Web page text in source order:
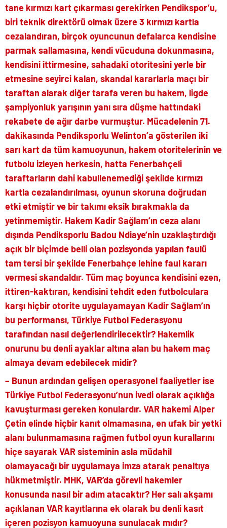
tane kırmızı kart çıkarması gerekirken Pendikspor’u,
biri teknik direktörü olmak üzere 3 kırmızı kartla
cezalandıran, birçok oyuncunun defalarca kendisine
parmak sallamasına, kendi vücuduna dokunmasına,
kendisini ittirmesine, sahadaki otoritesini yerle bir
etmesine seyirci kalan, skandal kararlarla maçı bir
taraftan alarak diğer tarafa veren bu hakem, ligde
şampiyonluk yarışının yanı sıra düşme hattındaki
rekabete de ağır darbe vurmuştur. Mücadelenin 71.
dakikasında Pendiksporlu Welinton’a gösterilen iki
sarı kart da tüm kamuoyunun, hakem otoritelerinin ve
futbolu izleyen herkesin, hatta Fenerbahçeli
taraftarların dahi kabullenemediği şekilde kırmızı
kartla cezalandırılması, oyunun skoruna doğrudan
etki etmiştir ve bir takımı eksik bırakmakla da
yetinmemiştir. Hakem Kadir Sağlam’ın ceza alanı
dışında Pendiksporlu Badou Ndiaye’nin uzaklaştırdığı
açık bir biçimde belli olan pozisyonda yapılan faulü
tam tersi bir şekilde Fenerbahçe lehine faul kararı
vermesi skandaldır. Tüm maç boyunca kendisini ezen,
ittiren-kaktıran, kendisini tehdit eden futbolculara
karşı hiçbir otorite uygulayamayan Kadir Sağlam’ın
bu performansı, Türkiye Futbol Federasyonu
tarafından nasıl değerlendirilecektir? Hakemlik
onurunu bu denli ayaklar altına alan bu hakem maç
almaya devam edebilecek midir?
– Bunun ardından gelişen operasyonel faaliyetler ise
Türkiye Futbol Federasyonu’nun ivedi olarak açıklığa
kavuşturması gereken konulardır. VAR hakemi Alper
Çetin elinde hiçbir kanıt olmamasına, en ufak bir yetki
alanı bulunmamasına rağmen futbol oyun kurallarını
hiçe sayarak VAR sisteminin asla müdahil
olamayacağı bir uygulamaya imza atarak penaltıya
hükmetmiştir. MHK, VAR’da görevli hakemler
konusunda nasıl bir adım atacaktır? Her salı akşamı
açıklanan VAR kayıtlarına ek olarak bu denli kasıt
içeren pozisyon kamuoyuna sunulacak mıdır?